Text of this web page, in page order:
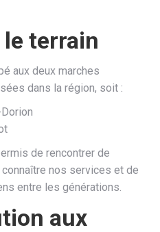
terrain
aux deux marches
dans la région, soit :
de rencontrer de
nos services et de
entre les générations.
aux